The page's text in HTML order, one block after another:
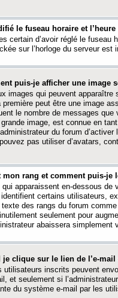
le fuseau horaire et
certain d’avoir réglé le fuseau
sur l’horloge du serveur
puis-je afficher une image
images qui peuvent
peut être une image
le nombre de messages
image, est connue en
du forum
pas utiliser d’avatars,
mon rang et comment puis-je
qui apparaissent en-dessous de
certains utilisateurs,
des rangs du forum
seulement pour
abaissera simplement
je clique sur le lien de l’e-
utilisateurs inscrits peuvent
et seulement si
du système e-mail par les